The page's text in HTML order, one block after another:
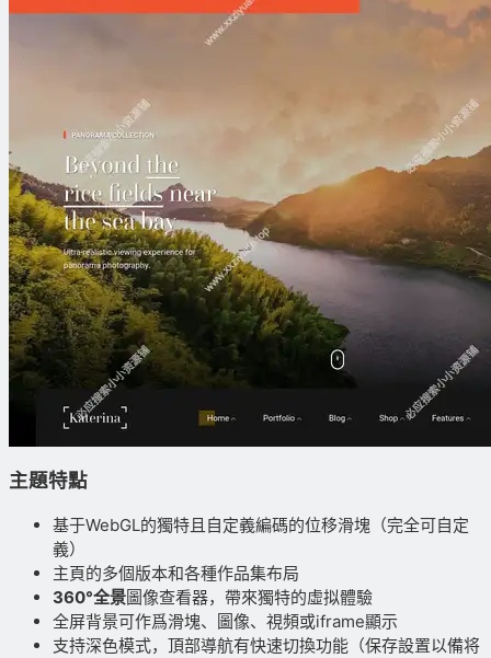
主題特點
基于WebGL的獨特且自定義編碼的位移滑塊（完全可自定
義）
主頁的多個版本和各種作品集布局
360°全景圖像查看器，帶來獨特的虛拟體驗
全屏背景可作爲滑塊、圖像、視頻或iframe顯示
支持深色模式，頂部導航有快速切換功能（保存設置以備将